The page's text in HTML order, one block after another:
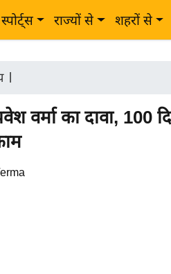
स्पोर्ट्स राज्यों से शहरों से
|
वर्मा का दावा, 100